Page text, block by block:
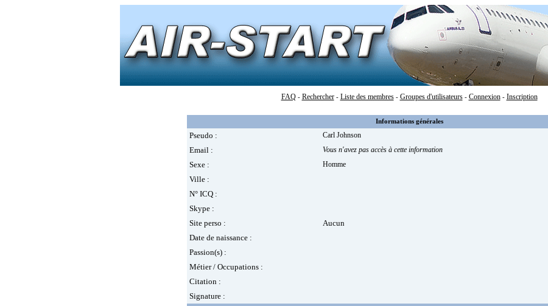
FAQ- Rechercher- Liste des membres- Groupes d'utilisateurs- Connexion- Inscription
Informations générales
Pseudo : Carl Johnson
Email :
Vous n'avez pas accès à cette information
Sexe : Homme
Ville :
N° ICQ :
Skype :
Site perso :
Aucun
Date de naissance :
Passion(s) :
Métier / Occupations :
Citation :
Signature :